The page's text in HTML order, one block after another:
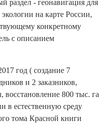
раздел - геонавигация для
на карте России,
конкретному
с описанием
год ( создание 7
и 2 заказников,
восстановление 800 тыс. га
в естественную среду
тома Красной книги